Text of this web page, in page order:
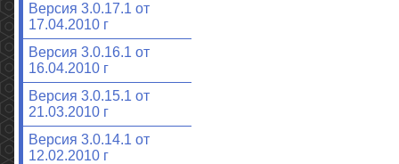
Версия 3.0.17.1 от
17.04.2010 г
Версия 3.0.16.1 от
16.04.2010 г
Версия 3.0.15.1 от
21.03.2010 г
Версия 3.0.14.1 от
12.02.2010 г